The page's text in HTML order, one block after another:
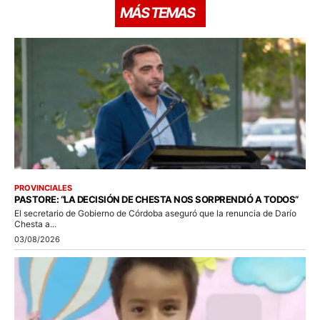
MÁS TEMAS
PROVINCIALES
PASTORE: “LA DECISIÓN DE CHESTA NOS SORPRENDIÓ A TODOS”
El secretario de Gobierno de Córdoba aseguró que la renuncia de Darío
Chesta a...
03/08/2026